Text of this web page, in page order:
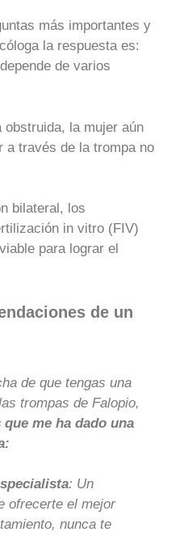
más importantes y
la respuesta es:
de varios
obstruida, la mujer aún
a través de la trompa no
bilateral, los
in vitro (FIV)
para lograr el
de un
de que tengas una
trompas de Falopio,
que me ha dado una
: Un
ofrecerte el mejor
nunca te